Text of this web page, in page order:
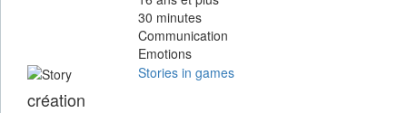
30 minutes
Communication
Emotions
Stories in games
création